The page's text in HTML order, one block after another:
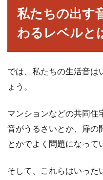
私たちの出す
わるレベルと
では、私たちの生活音は
ょう。
マンションなどの共同住
音がうるさいとか、扉の
とかでよく問題になって
そして、これらはいった